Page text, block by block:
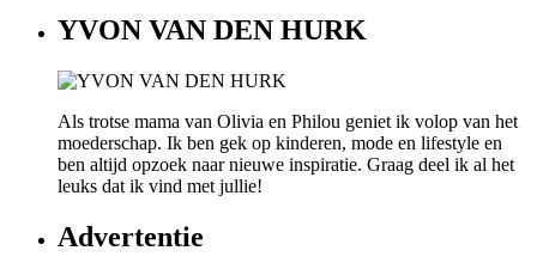
YVON VAN DEN HURK
Als trotse mama van Olivia en Philou geniet ik volop van het
moederschap. Ik ben gek op kinderen, mode en lifestyle en
ben altijd opzoek naar nieuwe inspiratie. Graag deel ik al het
leuks dat ik vind met jullie!
Advertentie